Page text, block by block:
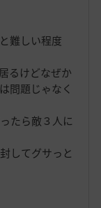
難しい程度
るけどなぜか
問題じゃなく
たら敵３人に
してグサっと